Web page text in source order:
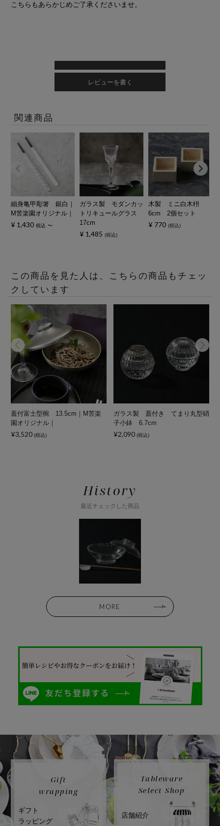
こちらもあらかじめご了承くださいませ。
レビューを書く
関連商品
細身亀甲彫箸 銀白｜
M苦楽園オリジナル｜
¥ 1,430 税込 〜
ガラス製 モダンカッ
トリキュールグラス
17cm
¥ 1,485 税込
木製 ミニ白木枡
6cm 2個セット
¥ 770 税込
この商品を見た人は、こちらの商品もチェッ
クしています
蓋付富士型椀 13.5cm｜M苦楽
園オリジナル｜
¥3,520 (税込)
ガラス製 蓋付き てまり丸型硝
子小鉢 6.7cm
¥2,090 (税込)
History
最近チェックした商品
MORE
Gift
wrapping
ギフト
ラッピング
Tableware
Select Shop
店舗紹介